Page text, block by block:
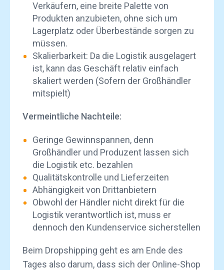
Verkäufern, eine breite Palette von
Produkten anzubieten, ohne sich um
Lagerplatz oder Überbestände sorgen zu
müssen.
Skalierbarkeit: Da die Logistik ausgelagert
ist, kann das Geschäft relativ einfach
skaliert werden (Sofern der Großhändler
mitspielt)
Vermeintliche Nachteile:
Geringe Gewinnspannen, denn
Großhändler und Produzent lassen sich
die Logistik etc. bezahlen
Qualitätskontrolle und Lieferzeiten
Abhängigkeit von Drittanbietern
Obwohl der Händler nicht direkt für die
Logistik verantwortlich ist, muss er
dennoch den Kundenservice sicherstellen
Beim Dropshipping geht es am Ende des
Tages also darum, dass sich der Online-Shop